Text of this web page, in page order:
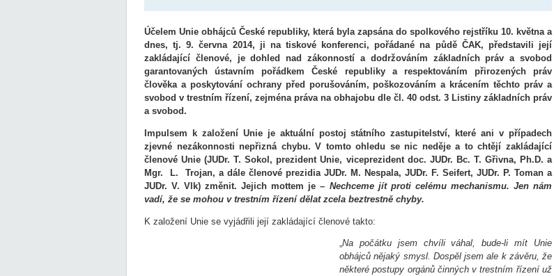
Účelem Unie obhájců České republiky, která byla zapsána do spolkového rejstříku 10. května a
dnes, tj. 9. června 2014, ji na tiskové konferenci, pořádané na půdě ČAK, představili její
zakládající členové, je dohled nad zákonností a dodržováním základních práv a svobod
garantovaných ústavním pořádkem České republiky a respektováním přirozených práv
člověka a poskytování ochrany před porušováním, poškozováním a krácením těchto práv a
svobod v trestním řízení, zejména práva na obhajobu dle čl. 40 odst. 3 Listiny základních práv
a svobod.
Impulsem k založení Unie je aktuální postoj státního zastupitelství, které ani v případech
zjevné nezákonnosti nepřizná chybu. V tomto ohledu se nic neděje a to chtějí zakládající
členové Unie (JUDr. T. Sokol, prezident Unie, viceprezident doc. JUDr. Bc. T. Gřivna, Ph.D. a
Mgr. L. Trojan, a dále členové prezidia JUDr. M. Nespala, JUDr. F. Seifert, JUDr. P. Toman a
JUDr. V. Vlk) změnit. Jejich mottem je – Nechceme jít proti celému mechanismu. Jen nám
vadí, že se mohou v trestním řízení dělat zcela beztrestně chyby.
K založení Unie se vyjádřili její zakládající členové takto:
„Na počátku jsem chvíli váhal, bude-li mít Unie
obhájců nějaký smysl. Dospěl jsem ale k závěru, že
některé postupy orgánů činných v trestním řízení už